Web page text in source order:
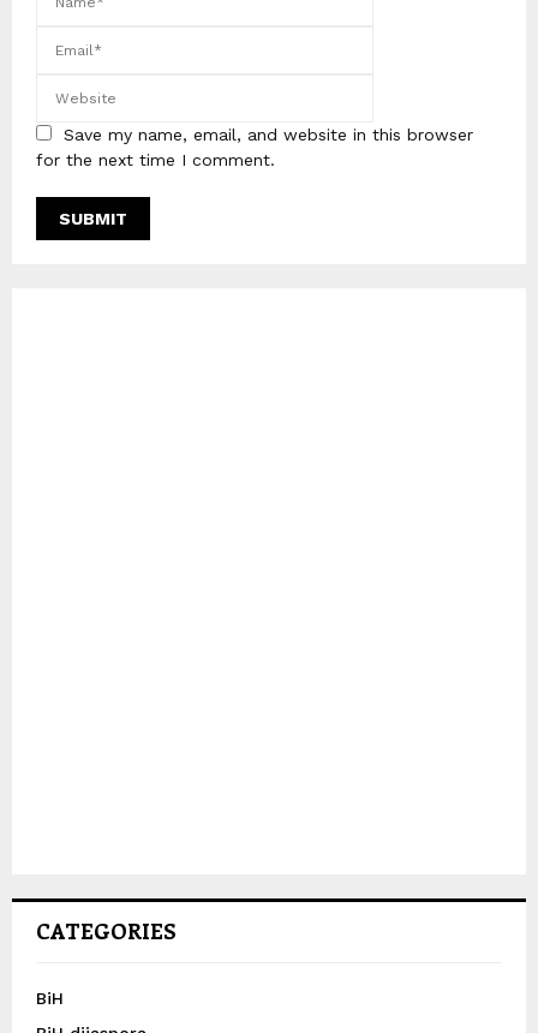
Save my name, email, and website in this browser
for the next time I comment.
CATEGORIES
BiH